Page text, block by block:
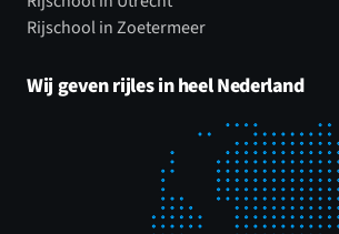
Rijschool in Zoetermeer
Wij geven rijles in heel Nederland